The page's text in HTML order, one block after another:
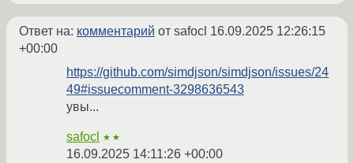
Ответ на: комментарий от safocl 16.09.2025 12:26:15
+00:00
https://github.com/simdjson/simdjson/issues/24
49#issuecomment-3298636543
увы...
safocl ★★
16.09.2025 14:11:26 +00:00